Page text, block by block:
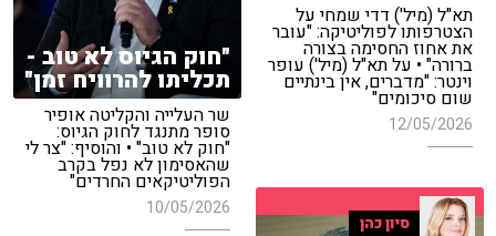
תא"ל (מיל') דדי שמחי על
הצטרפותו לפוליטיקה: "עובר
את אחוז החסימה בצורה
ברורה" • על תא"ל (מיל') עופר
וינטר: "מדברים, אין בינתיים
שום סיכומים"
12/05/2026
"חוק הגיוס לא טוב -
תכליתו להרוויח זמן"
שר העלייה והקליטה אופיר
סופר מתנגד לחוק הגיוס:
"חוק לא טוב" • והוסיף: "צר לי
שהאסימון לא נפל בקרב
הפוליטיקאים החרדים"
10/05/2026
סיון כהן